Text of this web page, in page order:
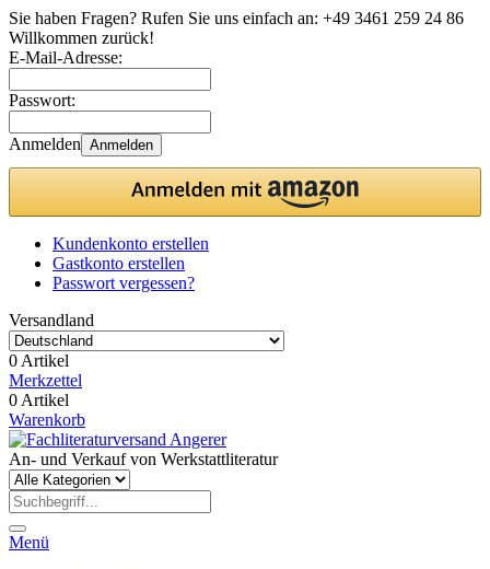
Sie haben Fragen? Rufen Sie uns einfach an: +49 3461 259 24 86
Willkommen zurück!
E-Mail-Adresse:
Passwort:
Anmelden Anmelden
Kundenkonto erstellen
Gastkonto erstellen
Passwort vergessen?
Versandland
0 Artikel
Merkzettel
0 Artikel
Warenkorb
An- und Verkauf von Werkstattliteratur
Menü